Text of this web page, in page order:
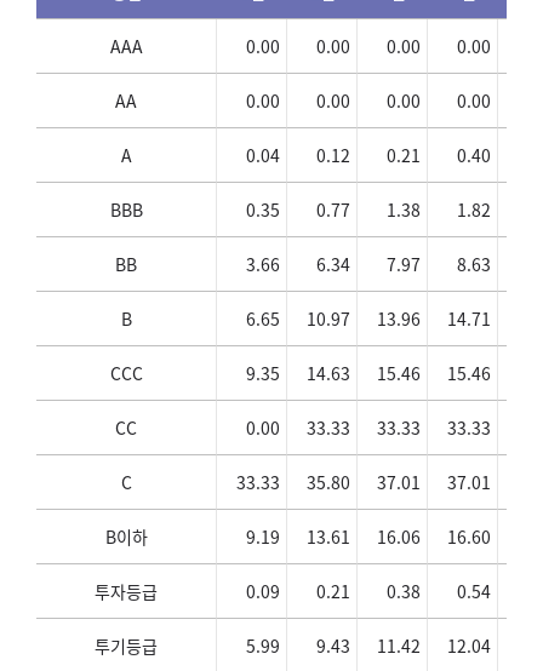
AAA 0.00 0.00 0.00 0.00
AA 0.00 0.00 0.00 0.00
A 0.04 0.12 0.21 0.40
BBB 0.35 0.77 1.38 1.82
BB 3.66 6.34 7.97 8.63
B 6.65 10.97 13.96 14.71
CCC 9.35 14.63 15.46 15.46
CC 0.00 33.33 33.33 33.33
C 33.33 35.80 37.01 37.01
B이하 9.19 13.61 16.06 16.60
투자등급 0.09 0.21 0.38 0.54
투기등급 5.99 9.43 11.42 12.04